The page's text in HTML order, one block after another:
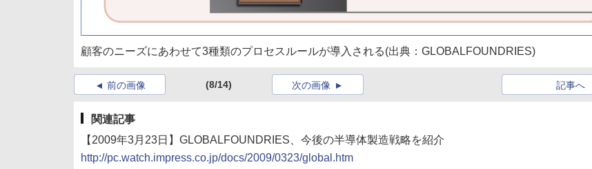
顧客のニーズにあわせて3種類のプロセスルールが導入される(出典：GLOBALFOUNDRIES)
前の画像 (8/14) 記事へ
次の画像
関連記事
【2009年3月23日】GLOBALFOUNDRIES、今後の半導体製造戦略を紹介
http://pc.watch.impress.co.jp/docs/2009/0323/global.htm